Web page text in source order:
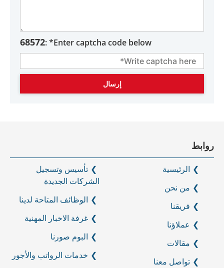
Enter captcha code below* :
68572
روابط
الرئيسية
من نحن
فريقنا
عملاؤنا
مقالات
تواصل معنا
تأسيس وتسجيل
الشركات الجديدة
الوظائف المتاحة لدينا
غرفة الاخبار المهنية
البوم صورنا
خدمات الرواتب والأجور